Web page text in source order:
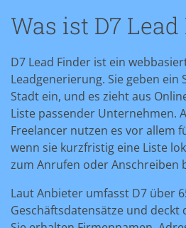
Was ist D7
D7 Lead Finder ist ein
Leadgenerierung. Sie geben
Stadt ein, und es zieht aus
Liste passender Unternehmen.
Freelancer nutzen es vor allem
wenn sie kurzfristig eine Liste
zum Anrufen oder Anschreiben
Laut Anbieter umfasst D7 über
Geschäftsdatensätze und deckt